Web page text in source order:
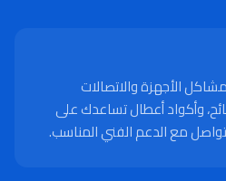
الأجهزة والاتصالات
وأكواد أعطال تساعدك على
مع الدعم الفني المناسب.